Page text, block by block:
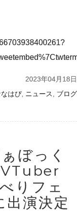
2023年04月18日
はぴ, ニュース ブログ
ぼっく
VTuber
りフェ
演決定